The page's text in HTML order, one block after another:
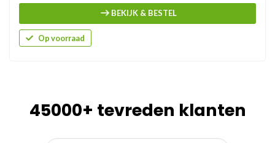
BEKIJK & BESTEL
Op voorraad
45000+ tevreden klanten